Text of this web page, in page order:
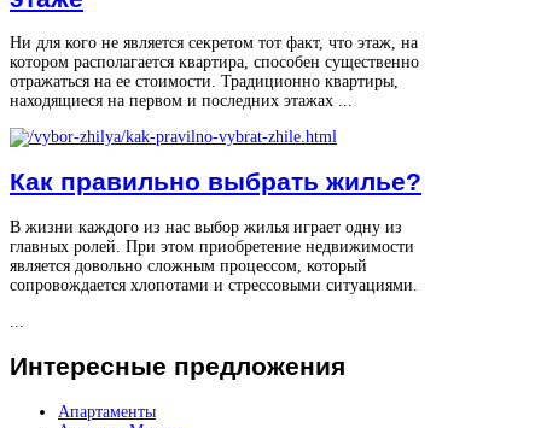
Ни для кого не является секретом тот факт, что этаж, на
котором располагается квартира, способен существенно
отражаться на ее стоимости. Традиционно квартиры,
находящиеся на первом и последних этажах ...
Как правильно выбрать жилье?
В жизни каждого из нас выбор жилья играет одну из
главных ролей. При этом приобретение недвижимости
является довольно сложным процессом, который
сопровождается хлопотами и стрессовыми ситуациями.
Интересные предложения
Апартаменты